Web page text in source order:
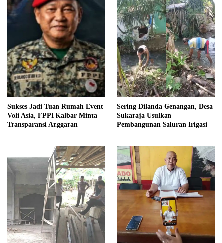
Sukses Jadi Tuan Rumah Event
Voli Asia, FPPI Kalbar Minta
Transparansi Anggaran
Sering Dilanda Genangan, Desa
Sukaraja Usulkan
Pembangunan Saluran Irigasi